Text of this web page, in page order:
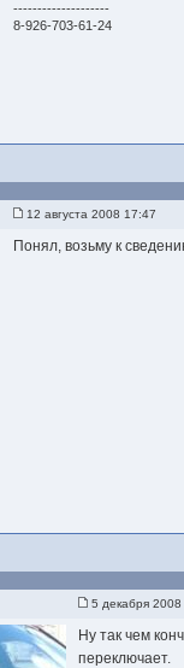
--------------------
8-926-703-61-24
12 августа 2008 17:47
Понял, возьму к
5 декабря
Ну так чем
переключает.